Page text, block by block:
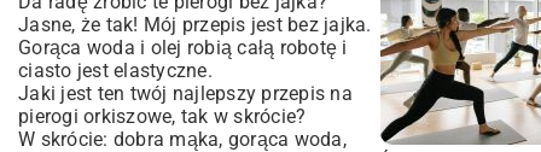
Jasne, że tak! Mój przepis jest bez jajka.
Gorąca woda i olej robią całą robotę i
ciasto jest elastyczne.
Jaki jest ten twój najlepszy przepis na
pierogi orkiszowe, tak w skrócie?
W skrócie: dobra mąka, gorąca woda,